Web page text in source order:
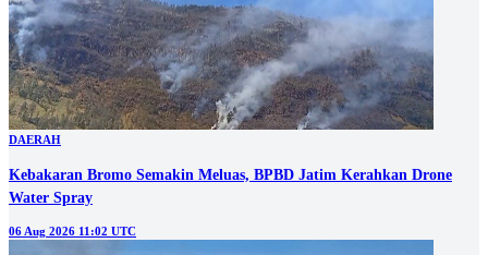
DAERAH
Kebakaran Bromo Semakin Meluas, BPBD Jatim Kerahkan Drone
Water Spray
06 Aug 2026 11:02 UTC